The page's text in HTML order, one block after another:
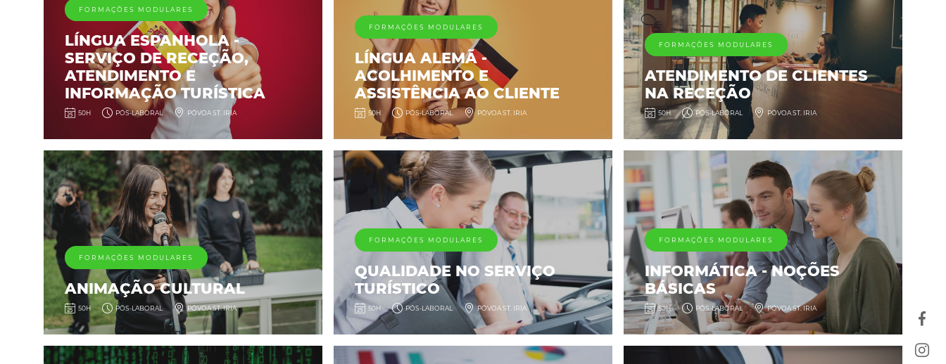
FORMAÇÕES MODULARES
LÍNGUA ESPANHOLA -
SERVIÇO DE RECEÇÃO,
ATENDIMENTO E
INFORMAÇÃO TURÍSTICA
50H PÓS-LABORAL PÓVOA ST. IRIA
FORMAÇÕES MODULARES
LÍNGUA ALEMÃ -
ACOLHIMENTO E
ASSISTÊNCIA AO CLIENTE
50H PÓS-LABORAL PÓVOA ST. IRIA
FORMAÇÕES MODULARES
ATENDIMENTO DE CLIENTES
NA RECEÇÃO
50H PÓS-LABORAL PÓVOA ST. IRIA
FORMAÇÕES MODULARES
ANIMAÇÃO CULTURAL
50H PÓS-LABORAL PÓVOA ST. IRIA
FORMAÇÕES MODULARES
QUALIDADE NO SERVIÇO
TURÍSTICO
50H PÓS-LABORAL PÓVOA ST. IRIA
FORMAÇÕES MODULARES
INFORMÁTICA - NOÇÕES
BÁSICAS
50H PÓS-LABORAL PÓVOA ST. IRIA